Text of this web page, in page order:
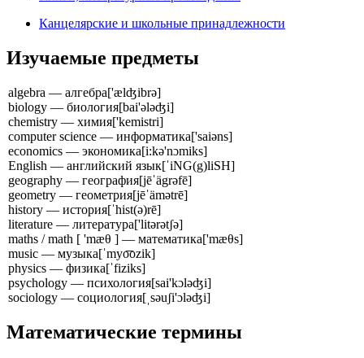
Канцелярские и школьные принадлежности
Изучаемые предметы
algebra — алгебра['ælʤibrə]
biology — биология[bai'ələʤi]
chemistry — химия['kemistri]
computer science — информатика['saiəns]
economics — экономика[i:kə'nɔmiks]
English — английский язык[ˈiNG(g)liSH]
geography — география[jēˈägrəfē]
geometry — геометрия[jēˈämətrē]
history — история[ˈhist(ə)rē]
literature — литература['litərətʃə]
maths / math [ 'mæθ ] — математика['mæθs]
music — музыка[ˈmyo͞ozik]
physics — физика[ˈfiziks]
psychology — психология[sai'kɔləʤi]
sociology — социология[ˌsəuʃi'ɔləʤi]
Математические термины